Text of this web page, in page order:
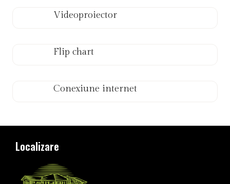
Videoproiector
Flip chart
Conexiune internet
Localizare